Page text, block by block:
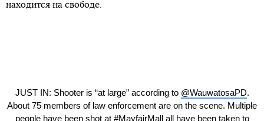
находится на свободе.
JUST IN: Shooter is “at large” according to @WauwatosaPD.
About 75 members of law enforcement are on the scene. Multiple
people have been shot at #MayfairMallall have been taken to